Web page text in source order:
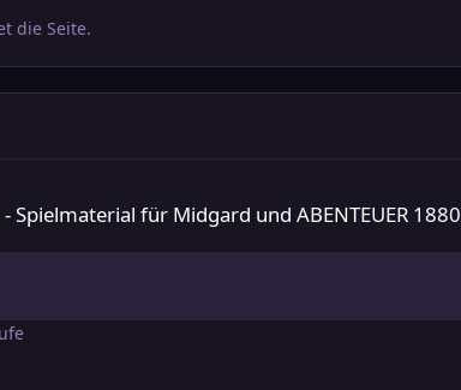
die Seite.
Spielmaterial für Midgard und ABENTEUER 1880